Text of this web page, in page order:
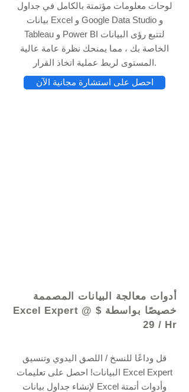
لوحات معلومات مؤتمتة بالكامل في جداول
بيانات Excel و Google Data Studio و
Tableau و Power BI لتتبع رؤى البيانات
الخاصة بك ، مما يمنحك نظرة عامة عالية
المستوى لربط عملية اتخاذ القرار.
احصل على استشارة مجانية الآن
أدوات معالجة البيانات المصممة
خصيصًا بواسطة Excel Expert @ $
29 / Hr
قل وداعًا للنسخ / اللصق اليدوي وتنسيق
البيانات! احصل على تعليمات Excel Expert
لإنشاء جداول بيانات Excel وأدوات أتمتة